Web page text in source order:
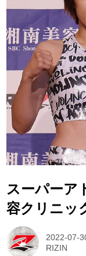
スーパーア
容クリニッ
2022-07-
RIZIN